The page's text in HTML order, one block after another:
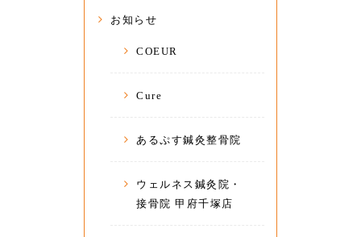
お知らせ
COEUR
Cure
あるぷす鍼灸整骨院
ウェルネス鍼灸院・
接骨院 甲府千塚店